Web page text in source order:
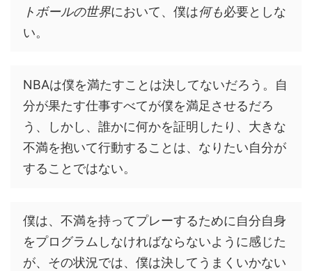
トボールの世界において、僕は何も必要としな
い。
NBAは僕を満たすことは決してないだろう。自
分が果たす仕事すべてが僕を満足させるだろ
う、しかし、誰かに何かを証明したり、大きな
不満を抱いて行動することは、なりたい自分が
することではない。
僕は、不満を持ってプレーするために自分自身
をプログラムしなければならないように感じた
が、その状況では、僕は決してうまくいかない